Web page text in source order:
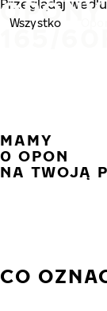
OPONY
165/
Przeglądaj
Wszystko
MAMY
0 OPON
NA TWOJĄ
CO